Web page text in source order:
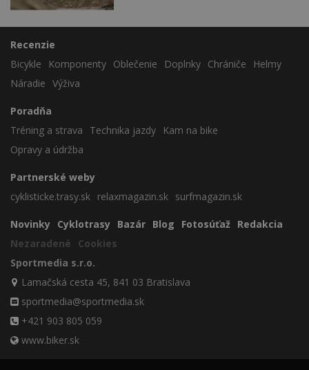
Recenzie
Bicykle
Komponenty Oblečenie Doplnky Chrániče
Helmy
Náradie Výživa
Poradňa
Tréning a strava
Technika jazdy
Kam na bike
Opravy a údržba
Partnerské weby
cyklisticke.trasy.sk relaxmagazin.sk surfmagazin.sk
Novinky Cyklotrasy Bazár Blog Fotosúťaž Redakcia
Nezaradené
Cookies
Sportmedia s.r.o.
Lamačská cesta 45, 841 03 Bratislava
sportmedia@sportmedia.sk
+421 903 805 059
www.biker.sk